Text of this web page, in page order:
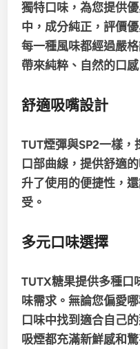
獨特口味，為您提供
中，成分純正，評價
每一種風味都經過嚴
帶來純粹、自然的口感
舒適吸嘴設計
TUT煙彈與SP2一樣
口部曲線，提供舒適
升了使用的便捷性，
受。
多元口味選擇
TUTX糖果提供多種口
味需求。無論您偏愛
口味中找到適合自己
吸煙都充滿新鮮感和驚